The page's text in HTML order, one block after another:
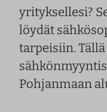
yrityksellesi?
löydät
tarpeisiin.
Pohjanmaan